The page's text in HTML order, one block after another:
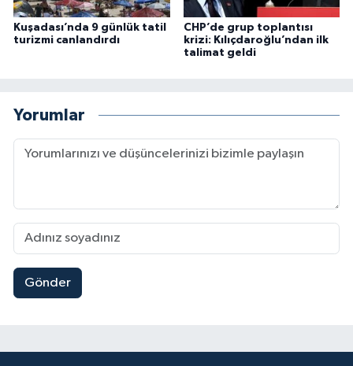
Kuşadası’nda 9 günlük tatil
turizmi canlandırdı
CHP’de grup toplantısı
krizi: Kılıçdaroğlu’ndan ilk
talimat geldi
Yorumlar
Gönder